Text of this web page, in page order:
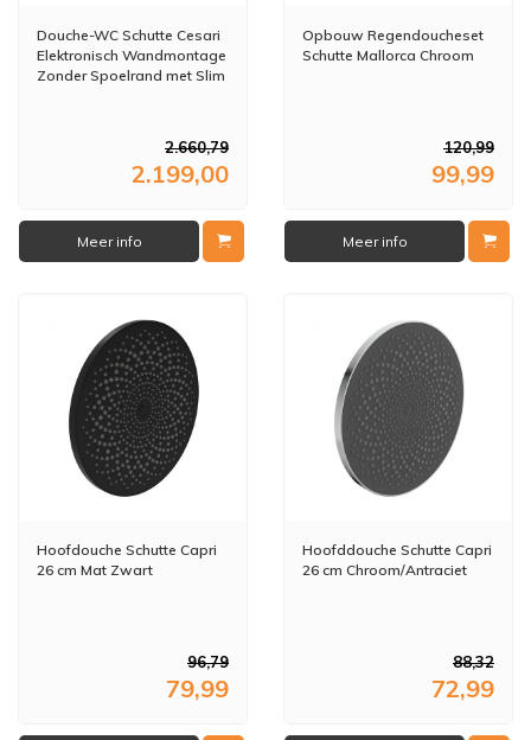
Douche-WC Schutte Cesari
Elektronisch Wandmontage
Zonder Spoelrand met Slim
2.660,79
2.199,00
Meer info
Opbouw Regendoucheset
Schutte Mallorca Chroom
120,99
99,99
Meer info
Hoofdouche Schutte Capri
26 cm Mat Zwart
96,79
79,99
Hoofddouche Schutte Capri
26 cm Chroom/Antraciet
88,32
72,99